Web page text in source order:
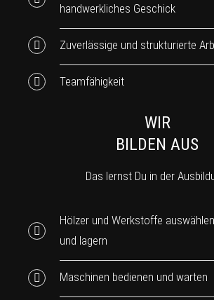
handwerkliches Geschick
Zuverlässige und strukturierte
Teamfähigkeit
WIR
BILDEN AUS
Das lernst Du in der
Hölzer und Werkstoffe
und lagern
Maschinen bedienen und warten